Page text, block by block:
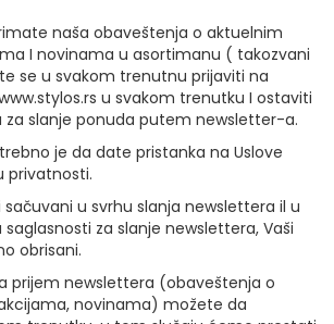
naša obaveštenja o aktuelnim
I novinama u asortimanu ( takozvani
se u svakom trenutnu prijaviti na
u svakom trenutku I ostaviti
za slanje ponuda putem newsletter-a.
je da date pristanka na Uslove
privatnosti.
u svrhu slanja newslettera il u
za slanje newslettera, Vaši
obrisani.
prijem newslettera (obaveštenja o
novinama) možete da